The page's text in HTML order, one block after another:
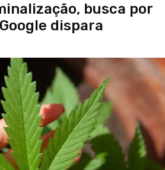
busca por
dispara